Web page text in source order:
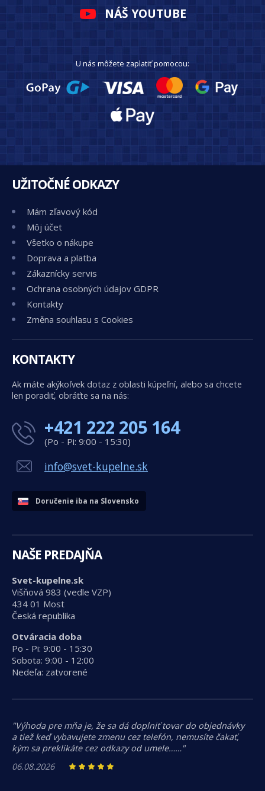
NÁŠ YOUTUBE
U nás môžete zaplatiť pomocou:
UŽITOČNÉ ODKAZY
Mám zľavový kód
Môj účet
Všetko o nákupe
Doprava a platba
Zákaznícky servis
Ochrana osobných údajov GDPR
Kontakty
Změna souhlasu s Cookies
KONTAKTY
Ak máte akýkoľvek dotaz z oblasti kúpeľní, alebo sa chcete
len poradiť, obráťte sa na nás:
+421 222 205 164
(Po - Pi: 9:00 - 15:30)
info@svet-kupelne.sk
Doručenie iba na Slovensko
NAŠE PREDAJŇA
Svet-kupelne.sk
Višňová 983 (vedle VZP)
434 01 Most
Česká republika
Otváracia doba
Po - Pi: 9:00 - 15:30
Sobota: 9:00 - 12:00
Nedeľa: zatvorené
"Výhoda pre mňa je, že sa dá doplniť tovar do objednávky
a tiež keď vybavujete zmenu cez telefón, nemusíte čakať,
kým sa preklikáte cez odkazy od umele……"
06.08.2026